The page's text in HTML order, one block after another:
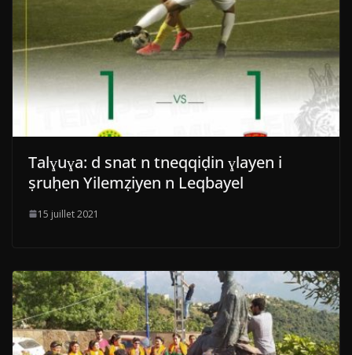
Talɣuɣa: d snat n tneqqiḍin ɣlayen i
ṣruḥen Yilemẓiyen n Leqbayel
15 juillet 2021